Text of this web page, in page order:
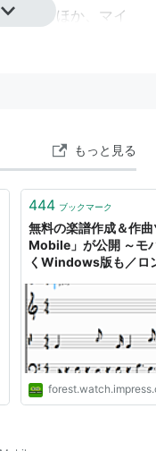
ているほか、マイ
seriesもある。
もっと見る
444 ブックマーク
無料の楽譜作成＆作
Mobile」が公開 ～モ
くWindows版も／ロ
ノなどの音源を利用